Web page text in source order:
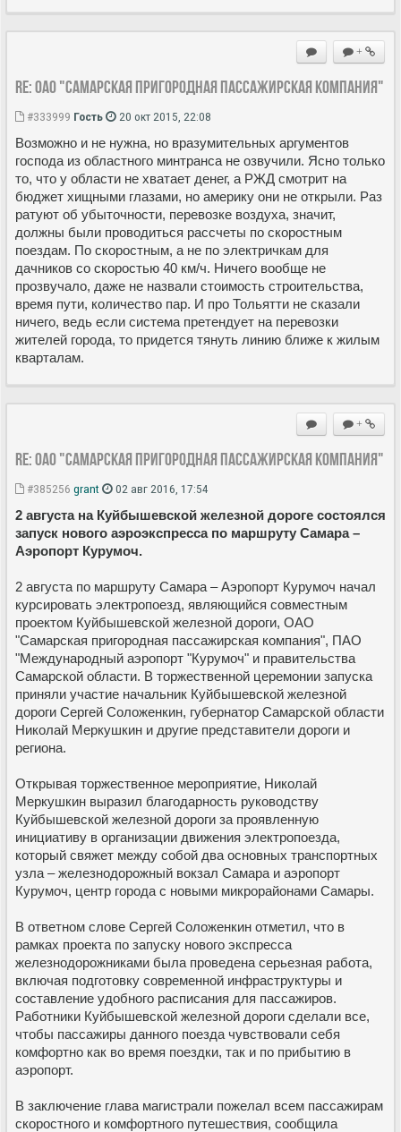
+
Re: ОАО "Самарская пригородная пассажирская компания"
#333999 Гость 20 окт 2015, 22:08
Возможно и не нужна, но вразумительных аргументов
господа из областного минтранса не озвучили. Ясно только
то, что у области не хватает денег, а РЖД смотрит на
бюджет хищными глазами, но америку они не открыли. Раз
ратуют об убыточности, перевозке воздуха, значит,
должны были проводиться рассчеты по скоростным
поездам. По скоростным, а не по электричкам для
дачников со скоростью 40 км/ч. Ничего вообще не
прозвучало, даже не назвали стоимость строительства,
время пути, количество пар. И про Тольятти не сказали
ничего, ведь если система претендует на перевозки
жителей города, то придется тянуть линию ближе к жилым
кварталам.
+
Re: ОАО "Самарская пригородная пассажирская компания"
#385256 grant 02 авг 2016, 17:54
2 августа на Куйбышевской железной дороге состоялся
запуск нового аэроэкспресса по маршруту Самара –
Аэропорт Курумоч.
2 августа по маршруту Самара – Аэропорт Курумоч начал
курсировать электропоезд, являющийся совместным
проектом Куйбышевской железной дороги, ОАО
"Самарская пригородная пассажирская компания", ПАО
"Международный аэропорт "Курумоч" и правительства
Самарской области. В торжественной церемонии запуска
приняли участие начальник Куйбышевской железной
дороги Сергей Соложенкин, губернатор Самарской области
Николай Меркушкин и другие представители дороги и
региона.
Открывая торжественное мероприятие, Николай
Меркушкин выразил благодарность руководству
Куйбышевской железной дороги за проявленную
инициативу в организации движения электропоезда,
который свяжет между собой два основных транспортных
узла – железнодорожный вокзал Самара и аэропорт
Курумоч, центр города с новыми микрорайонами Самары.
В ответном слове Сергей Соложенкин отметил, что в
рамках проекта по запуску нового экспресса
железнодорожниками была проведена серьезная работа,
включая подготовку современной инфраструктуры и
составление удобного расписания для пассажиров.
Работники Куйбышевской железной дороги сделали все,
чтобы пассажиры данного поезда чувствовали себя
комфортно как во время поездки, так и по прибытию в
аэропорт.
В заключение глава магистрали пожелал всем пассажирам
скоростного и комфортного путешествия, сообщила